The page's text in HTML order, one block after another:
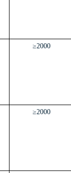
≥2000
≥2000